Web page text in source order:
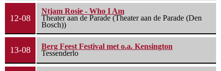
12-08
Ntjam Rosie - Who I Am
Theater aan de Parade (Theater aan de Parade (Den
Bosch))
13-08
Berg Feest Festival met o.a. Kensington
Tessenderlo